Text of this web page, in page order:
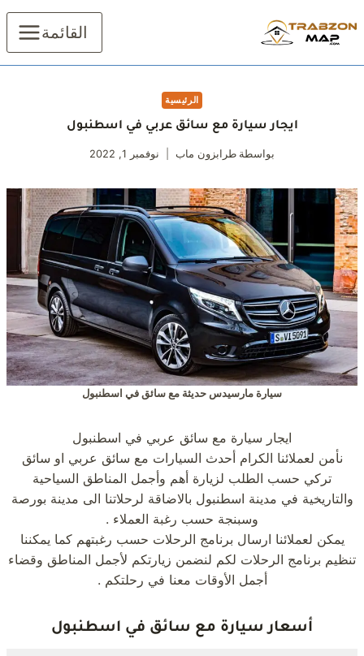
إلى
المحتوى
القائمة
الرئيسية
ايجار سيارة مع سائق عربي في اسطنبول
بواسطة طرابزون ماب نوفمبر 1, 2022
سيارة مارسيدس حديثة مع سائق في اسطنبول
ايجار سيارة مع سائق عربي في اسطنبول
نأمن لعملائنا الكرام أحدث السيارات مع سائق عربي او سائق
تركي حسب الطلب لزيارة أهم وأجمل المناطق السياحية
والتاريخية في مدينة اسطنبول بالاضاقة لرحلاتنا الى مدينة بورصة
وسبنجة حسب رغبة العملاء .
يمكن لعملائنا ارسال برنامج الرحلات حسب رغبتهم كما يمكننا
تنظيم برنامج الرحلات لكم لنضمن زيارتكم لأجمل المناطق وقضاء
أجمل الأوقات معنا في رحلتكم .
أسعار سيارة مع سائق في اسطنبول